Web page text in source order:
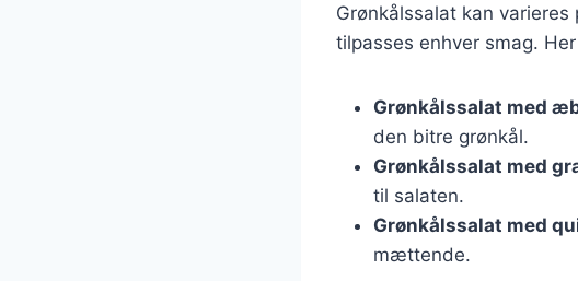
Grønkålssalat kan
tilpasses enhver smag.
Grønkålssalat med
den bitre grønkål.
Grønkålssalat med
til salaten.
Grønkålssalat med
mættende.